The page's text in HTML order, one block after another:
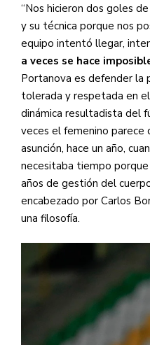
“Nos hicieron dos goles
y su técnica porque nos
equipo intentó llegar,
a veces se hace
Portanova es defender la
tolerada y respetada en
dinámica resultadista del
veces el femenino parece
asunción, hace un año,
necesitaba tiempo
años de gestión del
encabezado por Carlos
una filosofía.